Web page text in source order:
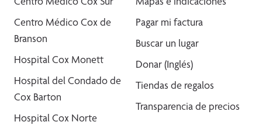
Centro Médico Cox de
Branson
Hospital Cox Monett
Hospital del Condado de
Cox Barton
Hospital Cox Norte
Pagar mi factura
Buscar un lugar
Donar (Inglés)
Tiendas de regalos
Transparencia de precios